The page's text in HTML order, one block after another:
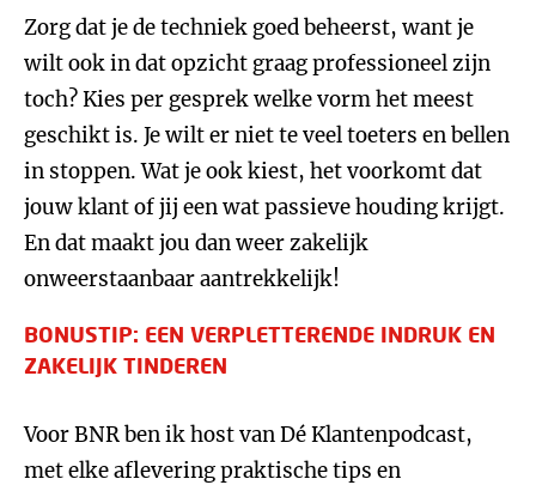
Zorg dat je de techniek goed beheerst, want je
wilt ook in dat opzicht graag professioneel zijn
toch? Kies per gesprek welke vorm het meest
geschikt is. Je wilt er niet te veel toeters en bellen
in stoppen. Wat je ook kiest, het voorkomt dat
jouw klant of jij een wat passieve houding krijgt.
En dat maakt jou dan weer zakelijk
onweerstaanbaar aantrekkelijk!
BONUSTIP: EEN VERPLETTERENDE INDRUK EN
ZAKELIJK TINDEREN
Voor BNR ben ik host van Dé Klantenpodcast,
met elke aflevering praktische tips en